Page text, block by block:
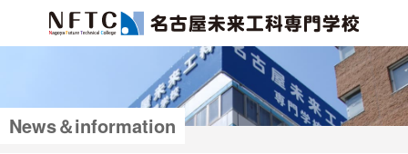
News＆information